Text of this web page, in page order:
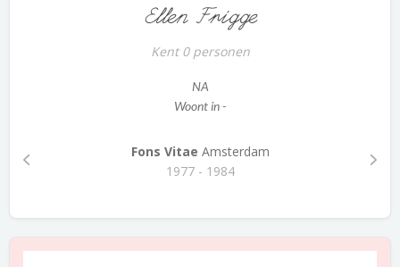
Ellen Frigge
Kent 0 personen
NA
Woont in -
Fons Vitae Amsterdam
1977 - 1984